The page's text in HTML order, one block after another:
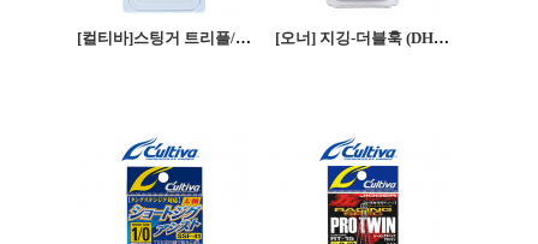
[컬티바]스팅거 트리플/더블훅- (SD-36) [오너] 지깅-더블훅 (DH-41)